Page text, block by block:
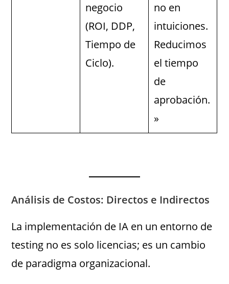
negocio
(ROI, DDP,
Tiempo de
Ciclo).
no en
intuiciones.
Reducimos
el tiempo
de
aprobación.
»
Análisis de Costos: Directos e Indirectos
La implementación de IA en un entorno de
testing no es solo licencias; es un cambio
de paradigma organizacional.